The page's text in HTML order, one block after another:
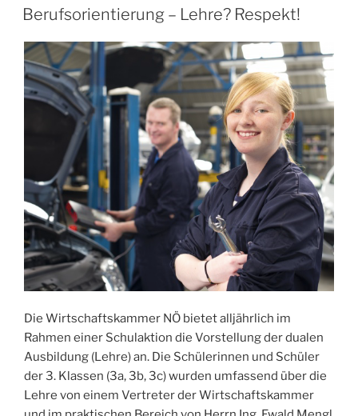
AM
Berufsorientierung – Lehre? Respekt!
Die Wirtschaftskammer NÖ bietet alljährlich im
Rahmen einer Schulaktion die Vorstellung der dualen
Ausbildung (Lehre) an. Die Schülerinnen und Schüler
der 3. Klassen (3a, 3b, 3c) wurden umfassend über die
Lehre von einem Vertreter der Wirtschaftskammer